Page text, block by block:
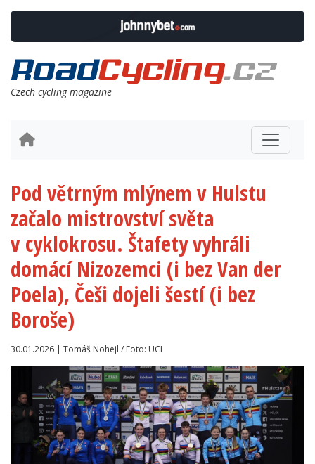
Czech cycling magazine
Pod větrným mlýnem v Hulstu
začalo mistrovství světa
v cyklokrosu. Štafety vyhráli
domácí Nizozemci (i bez Van der
Poela), Češi dojeli šestí (i bez
Boroše)
30.01.2026 | Tomáš Nohejl / Foto: UCI